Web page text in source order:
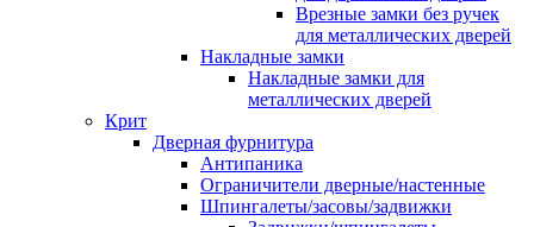
Врезные замки без ручек
для металлических дверей
Накладные замки
Накладные замки для
металлических дверей
Крит
Дверная фурнитура
Антипаника
Ограничители дверные/настенные
Шпингалеты/засовы/задвижки